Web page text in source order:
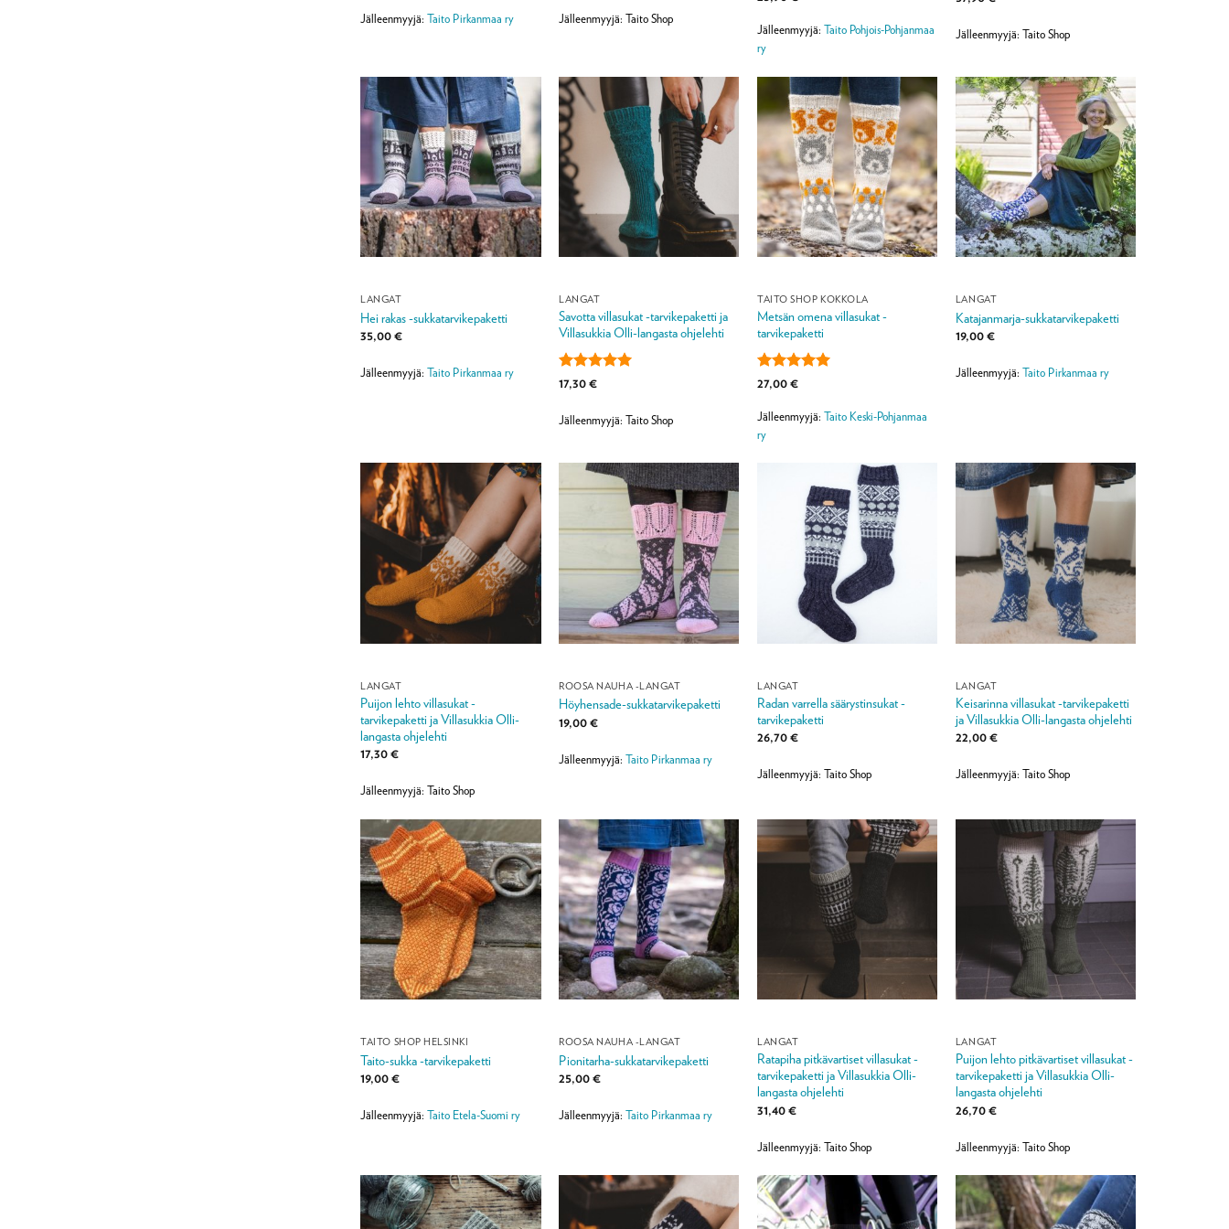
Jälleenmyyjä:Taito Pirkanmaa ry Jälleenmyyjä: Taito Shop
4/ 5
Jälleenmyyjä:Taito Pohjois-Pohjanmaa
ry
Jälleenmyyjä: Taito Shop
LANGAT
Hei rakas -sukkatarvikepaketti
35,00€
Jälleenmyyjä:Taito Pirkanmaa ry
LANGAT
Savotta villasukat -tarvikepaketti ja
Villasukkia Olli-langasta ohjelehti
Arvostelu
17,30€
Jälleenmyyjä: Taito Shop
TAITO SHOP KOKKOLA
Metsän omena villasukat -
tarvikepaketti
Arvostelu
/ 5
27,00€
Jälleenmyyjä:Taito Keski-Pohjanmaa
ry
LANGAT
Katajanmarja-sukkatarvikepaketti
19,00€
Jälleenmyyjä: Taito Pirkanmaa ry
LANGAT
Puijon lehto villasukat -
tarvikepaketti ja Villasukkia Olli-
langasta ohjelehti
17,30€
Jälleenmyyjä: Taito Shop
ROOSA NAUHA -LANGAT
Höyhensade-sukkatarvikepaketti
19,00€
Jälleenmyyjä:Taito Pirkanmaa ry
LANGAT
Radan varrella säärystinsukat -
tarvikepaketti
26,70€
Jälleenmyyjä: Taito Shop
LANGAT
Keisarinna villasukat -tarvikepaketti
ja Villasukkia Olli-langasta ohjelehti
22,00€
Jälleenmyyjä: Taito Shop
TAITO SHOP HELSINKI
Taito-sukka -tarvikepaketti
19,00€
Jälleenmyyjä:Taito Etela-Suomi ry
ROOSA NAUHA -LANGAT
Pionitarha-sukkatarvikepaketti
25,00€
Jälleenmyyjä:Taito Pirkanmaa ry
LANGAT
Ratapiha pitkävartiset villasukat -
tarvikepaketti ja Villasukkia Olli-
langasta ohjelehti
31,40€
Jälleenmyyjä: Taito Shop
LANGAT
Puijon lehto pitkävartiset villasukat -
tarvikepaketti ja Villasukkia Olli-
langasta ohjelehti
26,70€
Jälleenmyyjä: Taito Shop